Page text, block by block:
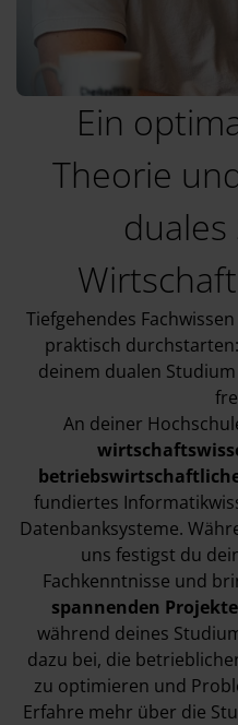
Ein
Theorie
Tiefgehendes
praktisch
deinem dualen
An deiner
fundiertes
Datenbanksysteme.
uns festigst du
Fachkenntnisse und
spannenden Projekte
während deines
dazu bei, die
zu optimieren und
Erfahre mehr über die